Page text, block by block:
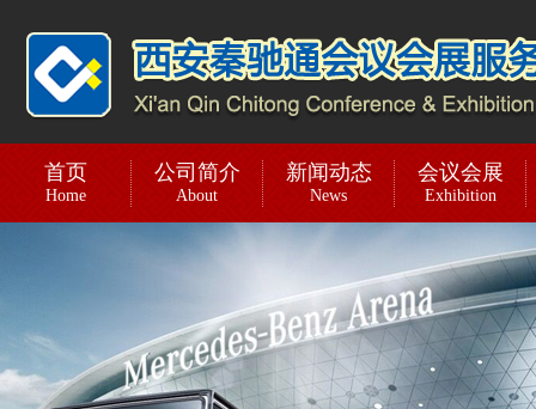
首页
Home
公司简介
About
新闻动态
News
会议会展
Exhibition